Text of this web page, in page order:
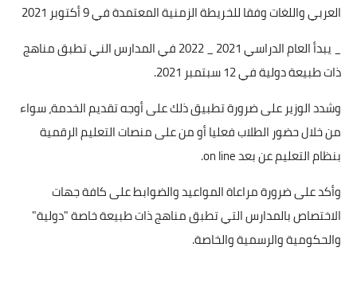
العربي واللغات وفقا للخريطة الزمنية المعتمدة في 9 أكتوبر 2021
_ يبدأ العام الدراسي 2021 _ 2022 في المدارس الني تطبق مناهج
ذات طبيعة دولية في 12 سبتمبر 2021.
وشدد الوزير على ضرورة تطبيق ذلك على أوجه تقديم الخدمة، سواء
من خلال حضور الطلاب فعليا أو من على منصات التعليم الرقمية
بنظام التعليم عن بعدon line
.
وأكد على ضرورة مراعاة المواعيد والضوابط على كافة جهات
الاختصاص بالمدارس التي تطبق مناهج ذات طبيعة خاصة "دولية"
والحكومية والرسمية والخاصة.